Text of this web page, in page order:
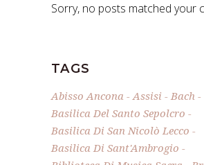
Sorry, no posts matched your
TAGS
Abisso Ancona Assisi
Bach
Basilica Del Santo Sepolcro
Basilica Di San Nicolò Lecco
Basilica Di Sant'Ambrogio